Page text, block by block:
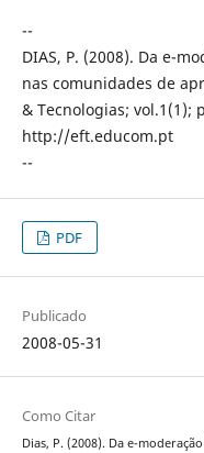
--
DIAS, P. (2008). Da e-
nas comunidades de
& Tecnologias; vol.1(1);
http://eft.educom.pt
--
PDF
Publicado
2008-05-31
Como Citar
Dias, P. (2008). Da e-